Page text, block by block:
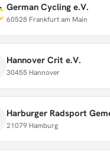
German Cycling e.V.
60528 Frankfurt am Main
Hannover Crit e.V.
30455 Hannover
Harburger Radsport
21079 Hamburg